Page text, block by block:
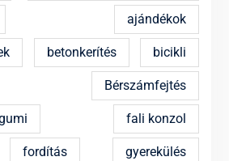
ajándékok
betonkerítés bicikli
Bérszámfejtés
fali konzol
fordítás gyerekülés